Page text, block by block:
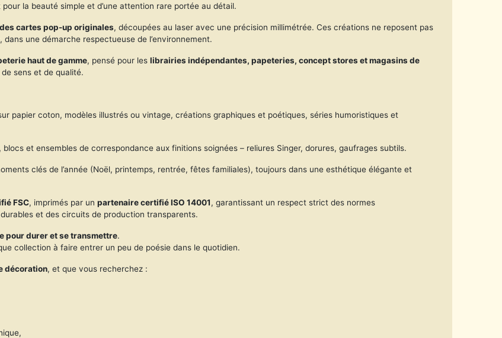
la beauté simple et d’une attention rare portée au détail.
des cartes pop-up originales, découpées au laser avec une précision millimétrée. Ces créations ne reposent pas
, dans une démarche respectueuse de l’environnement.
haut de gamme, pensé pour leslibrairies indépendantes, papeteries, concept stores et magasins de
sens et de qualité.
papier coton, modèles illustrés ou vintage, créations graphiques et poétiques, séries humoristiques et
et ensembles de correspondance aux finitions soignées – reliures Singer, dorures, gaufrages subtils.
clés de l’année (Noël, printemps, rentrée, fêtes familiales), toujours dans une esthétique élégante et
FSC, imprimés par unpartenaire certifié ISO 14001, garantissant un respect strict des normes
et des circuits de production transparents.
pour durer et se transmettre.
collection à faire entrer un peu de poésie dans le quotidien.
décoration, et que vous recherchez :